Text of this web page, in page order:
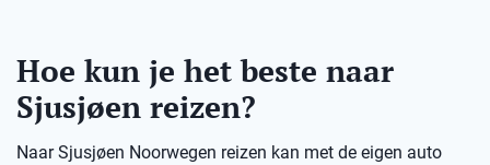
Hoe kun je het beste naar
Sjusjøen reizen?
Naar Sjusjøen Noorwegen reizen kan met de eigen auto